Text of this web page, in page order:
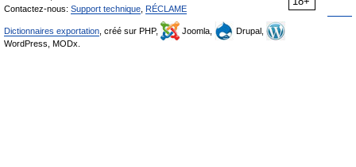
Contactez-nous: Support technique RÉCLAME
Dictionnaires exportation , créé sur PHP, Joomla,
Drupal,
WordPress, MODx.